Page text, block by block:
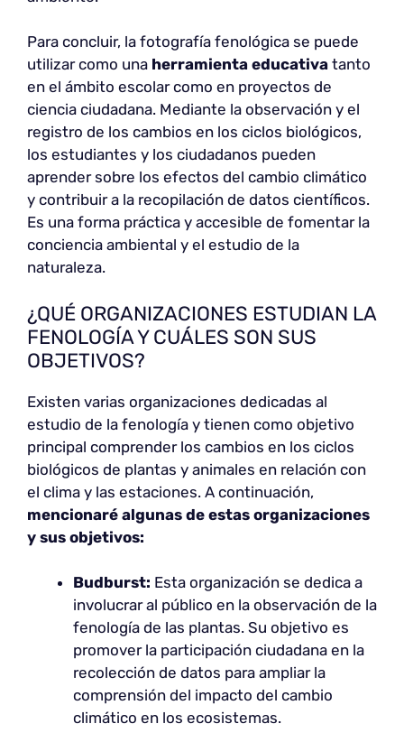
Para concluir, la fotografía fenológica se puede
utilizar como una herramienta educativa tanto
en el ámbito escolar como en proyectos de
ciencia ciudadana. Mediante la observación y el
registro de los cambios en los ciclos biológicos,
los estudiantes y los ciudadanos pueden
aprender sobre los efectos del cambio climático
y contribuir a la recopilación de datos científicos.
Es una forma práctica y accesible de fomentar la
conciencia ambiental y el estudio de la
naturaleza.
¿QUÉ ORGANIZACIONES ESTUDIAN LA
FENOLOGÍA Y CUÁLES SON SUS
OBJETIVOS?
Existen varias organizaciones dedicadas al
estudio de la fenología y tienen como objetivo
principal comprender los cambios en los ciclos
biológicos de plantas y animales en relación con
el clima y las estaciones. A continuación,
mencionaré algunas de estas organizaciones
y sus objetivos:
Budburst: Esta organización se dedica a
involucrar al público en la observación de la
fenología de las plantas. Su objetivo es
promover la participación ciudadana en la
recolección de datos para ampliar la
comprensión del impacto del cambio
climático en los ecosistemas.